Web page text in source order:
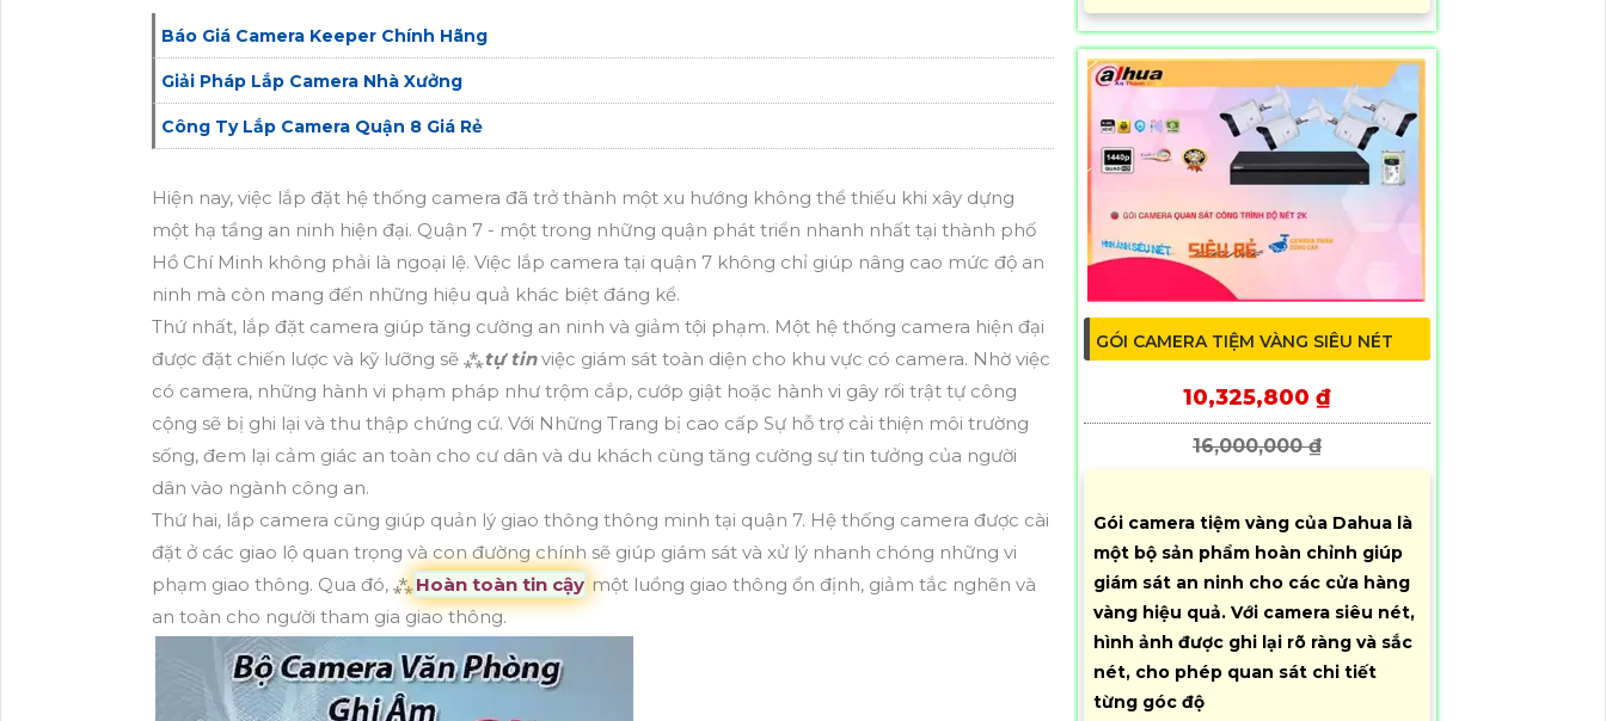
Báo Giá Camera Keeper Chính Hãng
Giải Pháp Lắp Camera Nhà Xưởng
Công Ty Lắp Camera Quận 8 Giá Rẻ
Hiện nay, việc lắp đặt hệ thống camera đã trở thành một xu hướng không thể thiếu khi xây dựng
một hạ tầng an ninh hiện đại. Quận 7 - một trong những quận phát triển nhanh nhất tại thành phố
Hồ Chí Minh không phải là ngoại lệ. Việc lắp camera tại quận 7 không chỉ giúp nâng cao mức độ an
ninh mà còn mang đến những hiệu quả khác biệt đáng kể.
Thứ nhất, lắp đặt camera giúp tăng cường an ninh và giảm tội phạm. Một hệ thống camera hiện đại
được đặt chiến lược và kỹ lưỡng sẽ ⁂tự tinviệc giám sát toàn diện cho khu vực có camera. Nhờ việc
có camera, những hành vi phạm pháp như trộm cắp, cướp giật hoặc hành vi gây rối trật tự công
cộng sẽ bị ghi lại và thu thập chứng cứ. Với Những Trang bị cao cấp Sự hỗ trợ cải thiện môi trường
sống, đem lại cảm giác an toàn cho cư dân và du khách cùng tăng cường sự tin tưởng của người
dân vào ngành công an.
Thứ hai, lắp camera cũng giúp quản lý giao thông thông minh tại quận 7. Hệ thống camera được cài
đặt ở các giao lộ quan trọng và con đường chính sẽ giúp giám sát và xử lý nhanh chóng những vi
phạm giao thông. Qua đó, ⁂Hoàn toàn tin cậy một luồng giao thông ổn định, giảm tắc nghẽn và
an toàn cho người tham gia giao thông.
GÓI CAMERA TIỆM VÀNG SIÊU NÉT
10,325,800 ₫
16,000,000 ₫
Gói camera tiệm vàng của Dahua là
một bộ sản phẩm hoàn chỉnh giúp
giám sát an ninh cho các cửa hàng
vàng hiệu quả. Với camera siêu nét,
hình ảnh được ghi lại rõ ràng và sắc
nét, cho phép quan sát chi tiết
từng góc độ